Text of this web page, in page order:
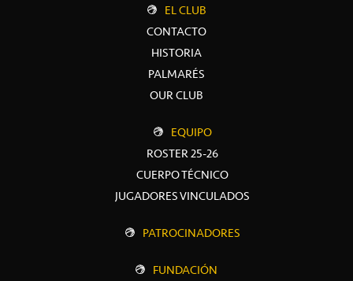
EL CLUB
CONTACTO
HISTORIA
PALMARÉS
OUR CLUB
EQUIPO
ROSTER 25-26
CUERPO TÉCNICO
JUGADORES VINCULADOS
PATROCINADORES
FUNDACIÓN